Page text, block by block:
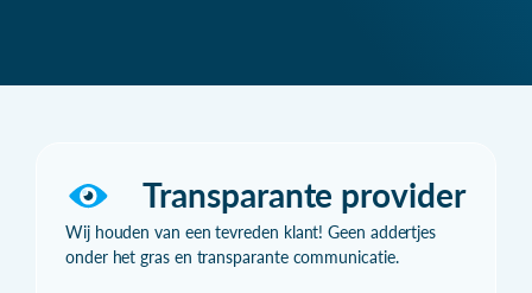
Transparante provider
Wij houden van een tevreden klant! Geen addertjes
onder het gras en transparante communicatie.